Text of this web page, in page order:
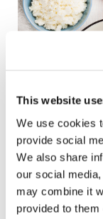
This website
We use cookies
provide social
We also share
our social
may combine it
provided to
Salute
Formaggio? Per
anni, vari